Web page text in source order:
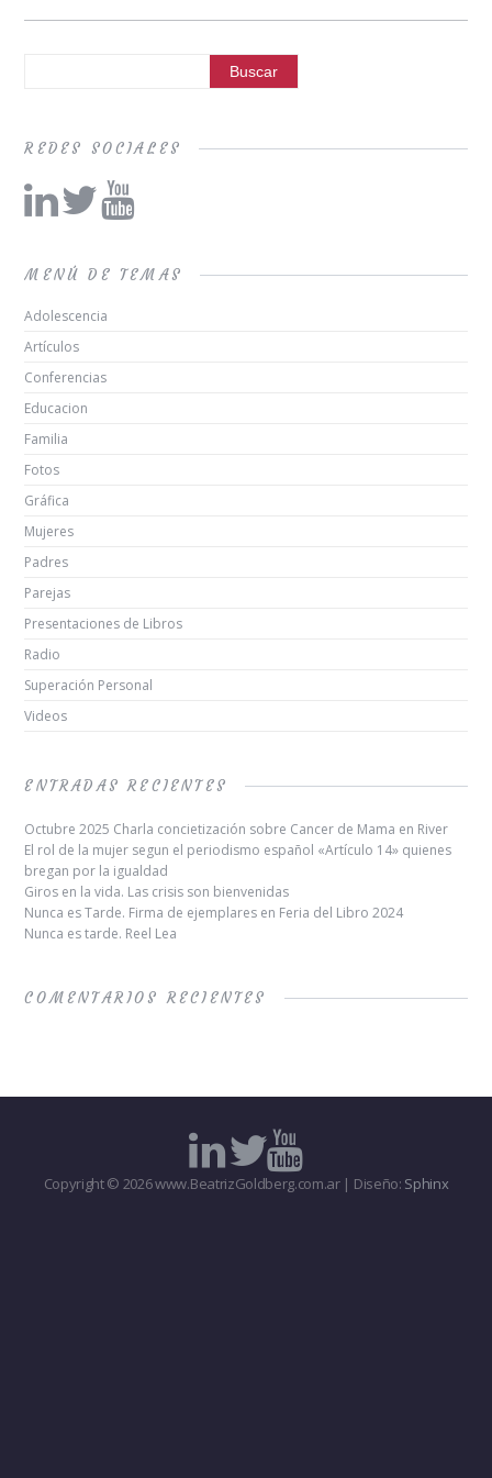
REDES SOCIALES
MENÚ DE TEMAS
Adolescencia
Artículos
Conferencias
Educacion
Familia
Fotos
Gráfica
Mujeres
Padres
Parejas
Presentaciones de Libros
Radio
Superación Personal
Videos
ENTRADAS RECIENTES
Octubre 2025 Charla concietización sobre Cancer de Mama en River
El rol de la mujer segun el periodismo español «Artículo 14» quienes
bregan por la igualdad
Giros en la vida. Las crisis son bienvenidas
Nunca es Tarde. Firma de ejemplares en Feria del Libro 2024
Nunca es tarde. Reel Lea
COMENTARIOS RECIENTES
Copyright © 2026 www.BeatrizGoldberg.com.ar | Diseño: Sphinx